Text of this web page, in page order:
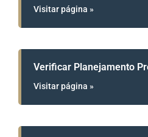
Visitar página »
Verificar Planejamento
Visitar página »